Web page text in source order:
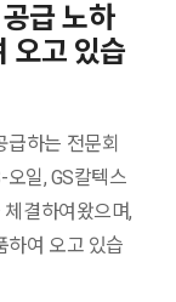
급 노하
오고 있습
하는 전문회
일, GS칼텍스
결하여왔으며,
하여 오고 있습